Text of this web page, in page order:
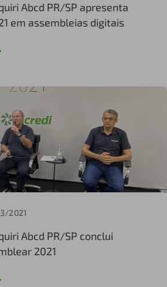
Abcd PR/SP apresenta
em assembleias digitais
2021
Abcd PR/SP conclui
2021